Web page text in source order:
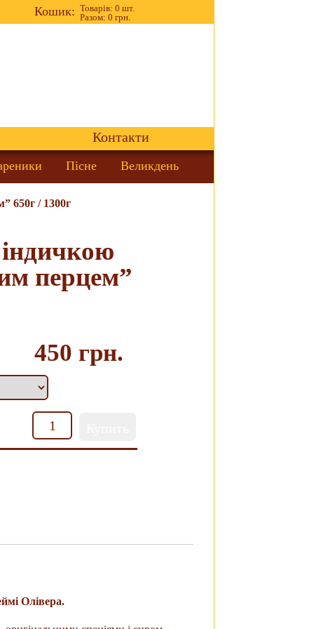
Кошик: Товарів: 0 шт.
Разом: 0 грн.
Контакти
Пісне Великдень
650г / 1300г
перцем”
450 грн.
Кількість
Олівера.